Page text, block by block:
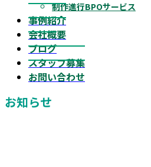
制作進行BPOサービス
事例紹介
会社概要
ブログ
スタッフ募集
お問い合わせ
お知らせ